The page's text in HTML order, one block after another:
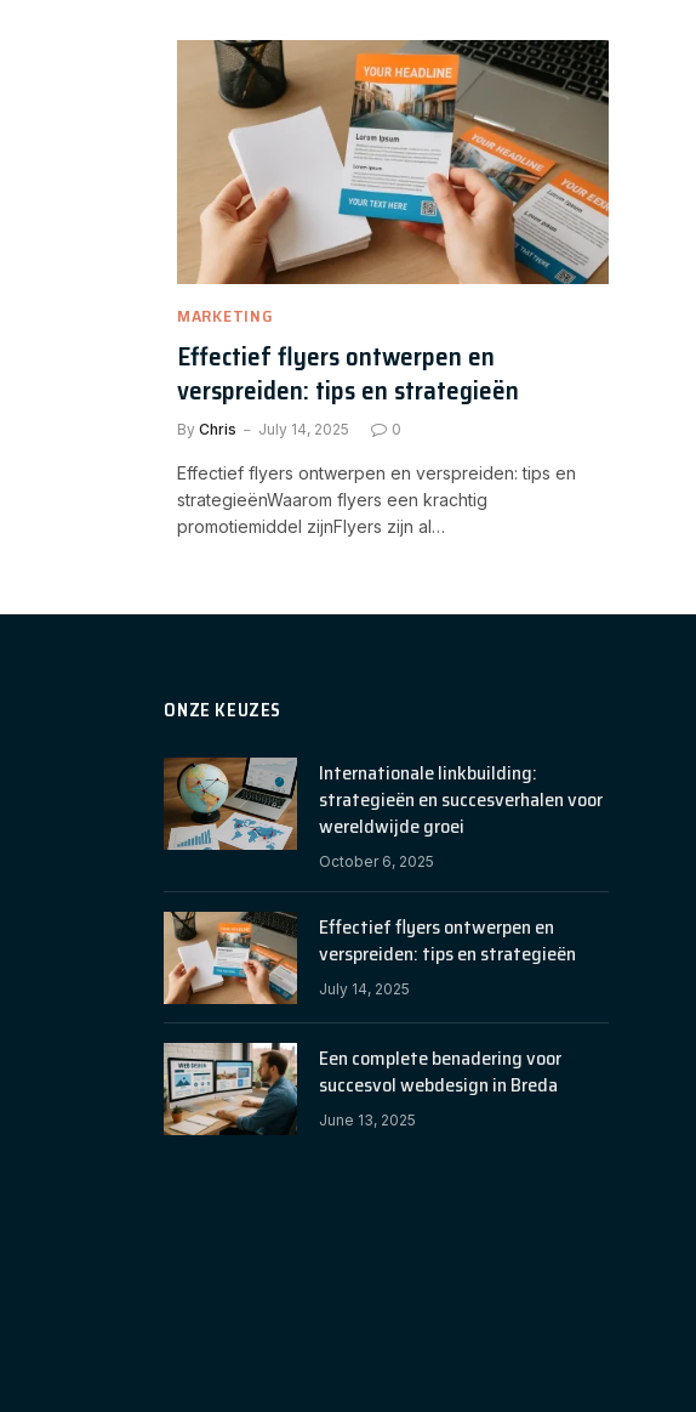
MARKETING
Effectief flyers ontwerpen en
verspreiden: tips en strategieën
By Chris July 14, 2025 0
Effectief flyers ontwerpen en verspreiden: tips en
strategieënWaarom flyers een krachtig
promotiemiddel zijnFlyers zijn al…
ONZE KEUZES
Internationale linkbuilding:
strategieën en succesverhalen voor
wereldwijde groei
October 6, 2025
Effectief flyers ontwerpen en
verspreiden: tips en strategieën
July 14, 2025
Een complete benadering voor
succesvol webdesign in Breda
June 13, 2025